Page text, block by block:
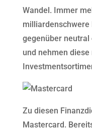
Wandel. Immer
milliardenschwere
gegenüber
und nehmen
Zu diesen
Mastercard.